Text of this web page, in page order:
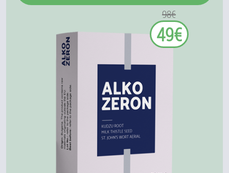
98€
49€